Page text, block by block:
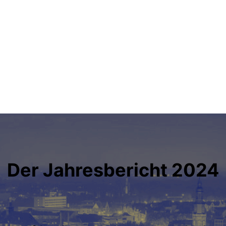
Der Jahresbericht 2024